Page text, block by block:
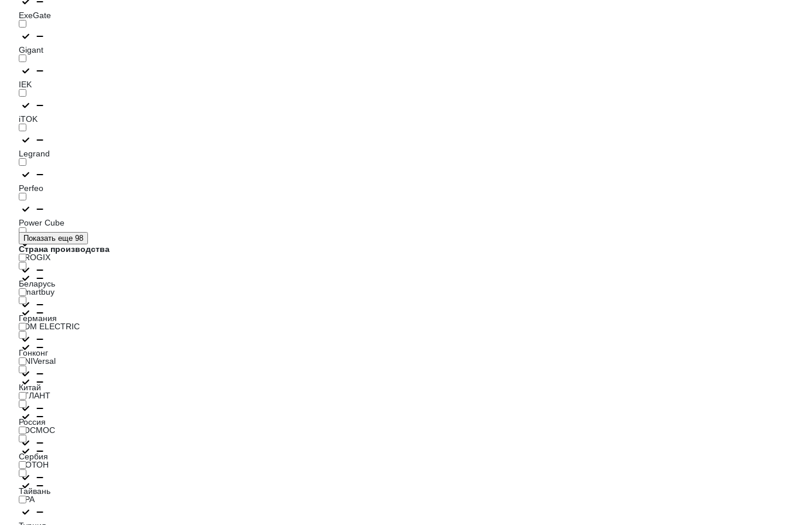
ExeGate
Gigant
IEK
iTOK
Legrand
Perfeo
Power Cube
PROGIX
Smartbuy
TDM ELECTRIC
UNIVersal
АТЛАНТ
КОСМОС
ФОТОН
ЭРА
Показать еще 98
Страна производства
Беларусь
Германия
Гонконг
Китай
Россия
Сербия
Тайвань